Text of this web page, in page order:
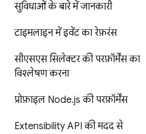
सुविधाओं के बारे में जानकारी
टाइमलाइन में इवेंट का रेफ़रंस
सीएसएस सिलेक्टर की परफ़ॉर्मेंस का
विश्लेषण करना
प्रोफ़ाइल Node.js की परफ़ॉर्मेंस
Extensibility API की मदद से